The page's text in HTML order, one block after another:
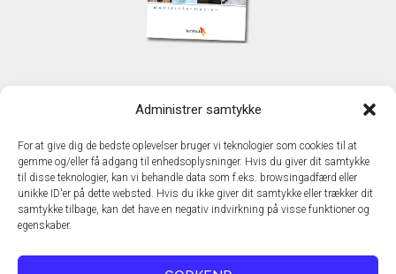
Administrer samtykke
For at give dig de bedste oplevelser bruger vi teknologier som cookies til at
gemme og/eller få adgang til enhedsoplysninger. Hvis du giver dit samtykke
til disse teknologier, kan vi behandle data som f.eks. browsingadfærd eller
unikke ID'er på dette websted. Hvis du ikke giver dit samtykke eller trækker dit
samtykke tilbage, kan det have en negativ indvirkning på visse funktioner og
egenskaber.
TechMedia A/S
DK - 2600 Glostrup
www.techmedia.dk
Telefon: +45 43 24 26 28
E-mail:info@techmedia.dk